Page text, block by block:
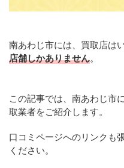
南あわじ市には、買取店は
店舗しかありません。
この記事では、南あわじ市
取業者をご紹介します。
口コミページへのリンクも
ください。